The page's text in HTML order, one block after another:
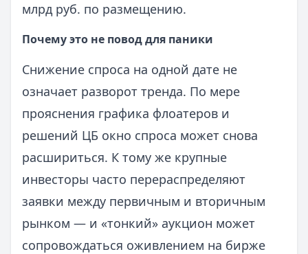
млрд руб. по размещению.
Почему это не повод для паники
Снижение спроса на одной дате не
означает разворот тренда. По мере
прояснения графика флоатеров и
решений ЦБ окно спроса может снова
расшириться. К тому же крупные
инвесторы часто перераспределяют
заявки между первичным и вторичным
рынком — и «тонкий» аукцион может
сопровождаться оживлением на бирже